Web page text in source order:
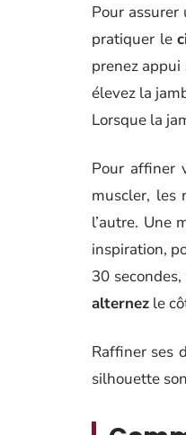
Pour
pratiquer le
prenez appui
élevez la
Lorsque la
Pour affiner
muscler, les
l’autre. Une
inspiration,
30
alternez le
Raffiner ses
silhouette